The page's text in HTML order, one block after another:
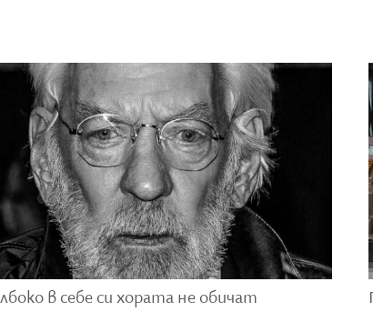
създателите на наградата ще се търсят
за природата да достигат до широка публика.
г. по време на връчването на наградите Spirit
- не само незабравим актьор, но и пламенен
ново поколение творци да превръщат
пробудят съпричастност и да доведат до
по учредяването на наградата
на силата на независимите режисьори
чрез своите истории. Тази награда
гласове, които поставят въпроси и
световни трудности“, заяви
в себе си хората не обичат